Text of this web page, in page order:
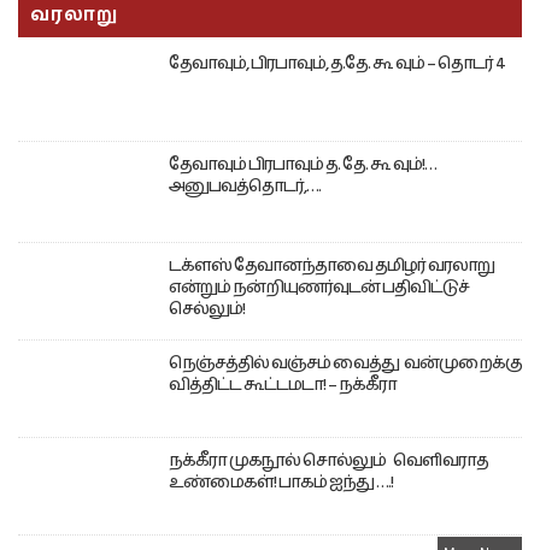
வரலாறு
தேவாவும், பிரபாவும், த.தே. கூ வும் – தொடர் 4
தேவாவும் பிரபாவும் த. தே. கூ வும்!…
அனுபவத்தொடர்,….
டக்ளஸ் தேவானந்தாவை தமிழர் வரலாறு
என்றும் நன்றியுணர்வுடன் பதிவிட்டுச்
செல்லும்!
நெஞ்சத்தில் வஞ்சம் வைத்து வன்முறைக்கு
வித்திட்ட கூட்டமடா! – நக்கீரா
நக்கீரா முகநூல் சொல்லும் வெளிவராத
உண்மைகள்! பாகம் ஐந்து ….!